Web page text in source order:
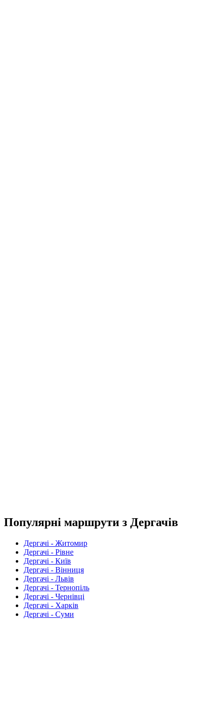
Популярні маршрути з Дергачів
Дергачі - Житомир
Дергачі - Рівне
Дергачі - Київ
Дергачі - Вінниця
Дергачі - Львів
Дергачі - Тернопіль
Дергачі - Чернівці
Дергачі - Харків
Дергачі - Суми